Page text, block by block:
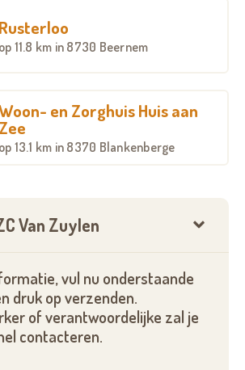
Rusterloo
op 11.8 km in 8730 Beernem
en Zorghuis Huis aan
Zee
op 13.1 km in 8370 Blankenberge
Van Zuylen
vul nu onderstaande
druk op verzenden.
of verantwoordelijke zal je
contacteren.